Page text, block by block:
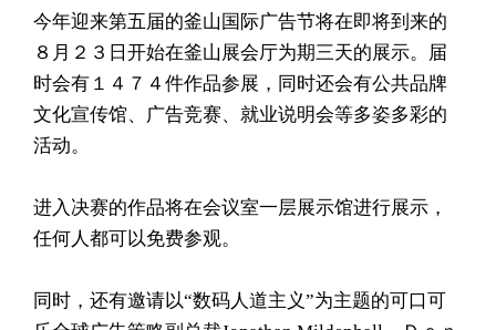
今年迎来第五届的釜山国际广告节将在即将到来的
８月２３日开始在釜山展会厅为期三天的展示。届
时会有１４７４件作品参展，同时还会有公共品牌
文化宣传馆、广告竞赛、就业说明会等多姿多彩的
活动。
进入决赛的作品将在会议室一层展示馆进行展示，
任何人都可以免费参观。
同时，还有邀请以“数码人道主义”为主题的可口可